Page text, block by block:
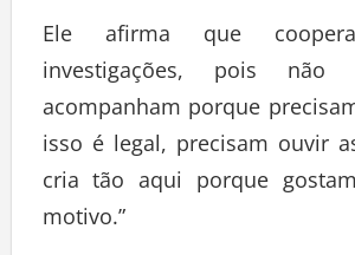
Ele afirma que
investigações, pois não
acompanham porque
isso é legal, precisam ouvir
cria tão aqui porque
motivo.”